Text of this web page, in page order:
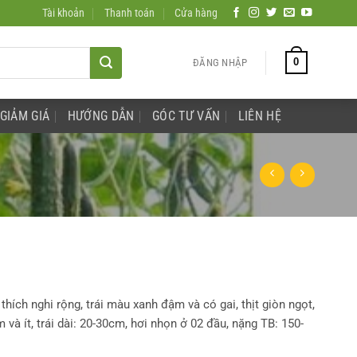
Tài khoản Thanh toán Cửa hàng
ĐĂNG NHẬP 0
GIẢM GIÁ HƯỚNG DẪN GÓC TƯ VẤN LIÊN HỆ
nghi rộng, trái màu xanh đậm và có gai, thịt giòn ngọt,
ít, trái dài: 20-30cm, hơi nhọn ở 02 đầu, nặng TB: 150-